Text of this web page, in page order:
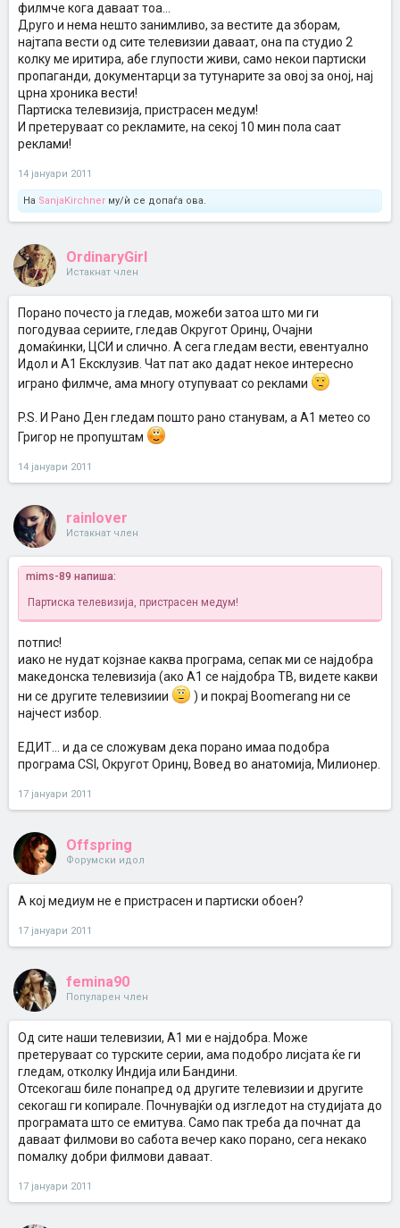
филмче кога даваат тоа...
Друго и нема нешто занимливо, за вестите да зборам,
најтапа вести од сите телевизии даваат, она па студио 2
колку ме иритира, абе глупости живи, само некои партиски
пропаганди, документарци за тутунарите за овој за оној, нај
црна хроника вести!
Партиска телевизија, пристрасен медум!
И претеруваат со рекламите, на секој 10 мин пола саат
реклами!
14 јануари 2011
На SanjaKirchner му/ѝ се допаѓа ова.
OrdinaryGirl
Истакнат член
Порано почесто ја гледав, можеби затоа што ми ги
погодуваа сериите, гледав Округот Оринџ, Очајни
домаќинки, ЦСИ и слично. А сега гледам вести, евентуално
Идол и А1 Ексклузив. Чат пат ако дадат некое интересно
играно филмче, ама многу отупуваат со реклами
P.S. И Рано Ден гледам пошто рано станувам, а А1 метео со
Григор не пропуштам
14 јануари 2011
rainlover
Истакнат член
mims-89 напиша:
Партиска телевизија, пристрасен медум!
потпис!
иако не нудат којзнае каква програма, сепак ми се најдобра
македонска телевизија (ако А1 се најдобра ТВ, видете какви
ни се другите телевизиии
) и покрaј Boomerang ни се
најчест избор.
ЕДИТ... и да се сложувам дека порано имаа подобра
програма CSI, Округот Оринџ, Вовед во анатомија, Милионер.
17 јануари 2011
Offspring
Форумски идол
А кој медиум не е пристрасен и партиски обоен?
17 јануари 2011
femina90
Популарен член
Од сите наши телевизии, А1 ми е најдобра. Може
претеруваат со турските серии, ама подобро лисјата ќе ги
гледам, отколку Индија или Бандини.
Отсекогаш биле понапред од другите телевизии и другите
секогаш ги копирале. Почнувајќи од изгледот на студијата до
програмата што се емитува. Само пак треба да почнат да
даваат филмови во сабота вечер како порано, сега некако
помалку добри филмови даваат.
17 јануари 2011